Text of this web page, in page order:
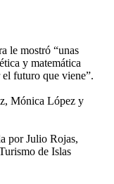
le mostró “unas
y matemática
futuro que viene”.
Mónica López y
por Julio Rojas,
de Islas